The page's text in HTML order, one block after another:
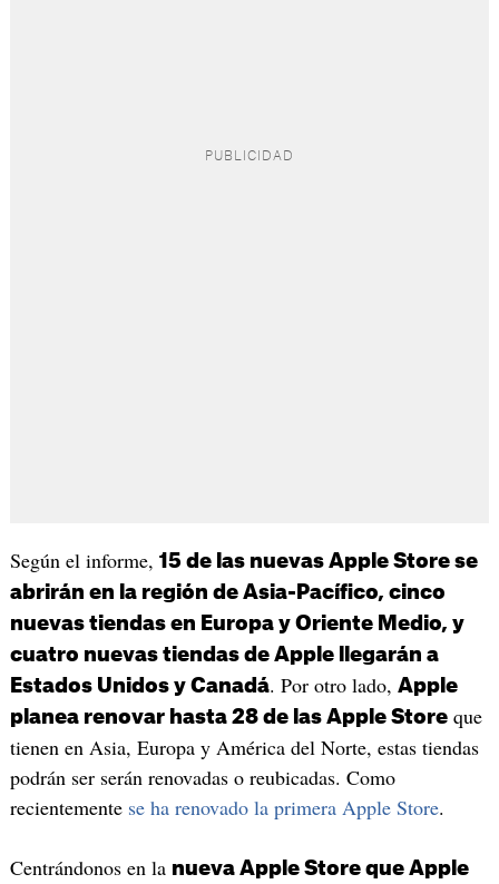
Según el informe, 15 de las nuevas Apple Store se
abrirán en la región de Asia-Pacífico, cinco
nuevas tiendas en Europa y Oriente Medio, y
cuatro nuevas tiendas de Apple llegarán a
Estados Unidos y Canadá. Por otro lado, Apple
planea renovar hasta 28 de las Apple Storeque
tienen en Asia, Europa y América del Norte, estas tiendas
podrán ser serán renovadas o reubicadas. Como
recientemente se ha renovado la primera Apple Store.
Centrándonos en la nueva Apple Store que Apple